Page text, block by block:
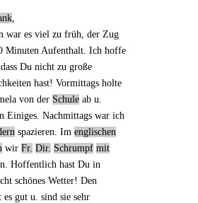
war es viel zu früh, der Zug
Minuten Aufenthalt. Ich hoffe
Du nicht zu große
hast! Vormittags holte
von der Schule ab u.
Einiges. Nachmittags war ich
spazieren. Imenglischen
wirFr. Dir. Schrumpf mit
Hoffentlich hast Du in
schönes Wetter! Den
gut u. sind sie sehr